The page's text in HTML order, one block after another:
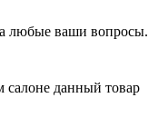
любые ваши вопросы.
салоне данный товар